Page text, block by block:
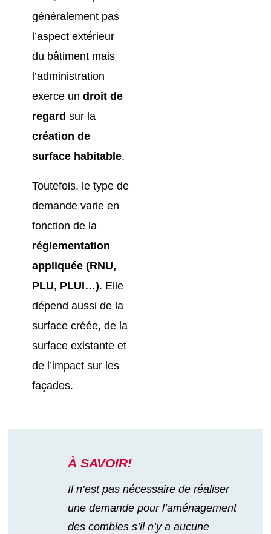
généralement pas
l’aspect extérieur
du bâtiment mais
l’administration
exerce undroit de
regard sur la
création de
surface habitable.
Toutefois, le type de
demande varie en
fonction de la
réglementation
appliquée (RNU,
PLU, PLUI…). Elle
dépend aussi de la
surface créée, de la
surface existante et
de l’impact sur les
façades.
À SAVOIR!
Il n’est pas nécessaire de réaliser
une demande pour l’aménagement
des combles s’il n’y a aucune